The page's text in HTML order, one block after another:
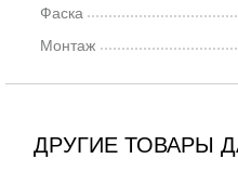
Фаска
Монтаж
ДРУГИЕ ТОВАРЫ